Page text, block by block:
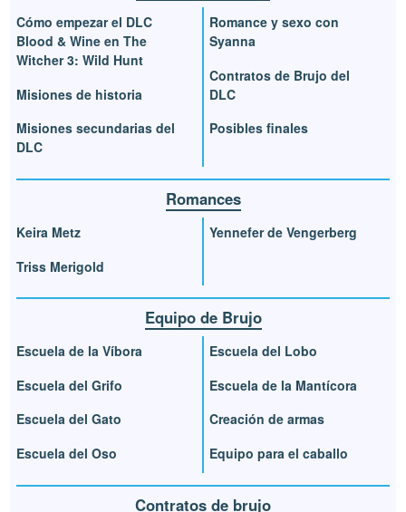
Cómo empezar el DLC
Blood & Wine en The
Witcher 3: Wild Hunt
Misiones de historia
Misiones secundarias del
DLC
Romance y sexo con
Syanna
Contratos de Brujo del
DLC
Posibles finales
Romances
Keira Metz
Triss Merigold
Yennefer de Vengerberg
Equipo de Brujo
Escuela de la Víbora
Escuela del Grifo
Escuela del Gato
Escuela del Oso
Escuela del Lobo
Escuela de la Mantícora
Creación de armas
Equipo para el caballo
Contratos de brujo